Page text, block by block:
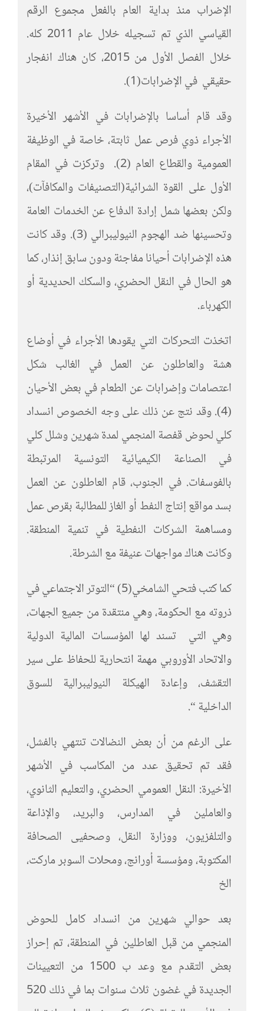
الإضراب منذ بداية العام بالفعل مجموع الرقم
القياسي الذي تم تسجيله خلال عام 2011 كله.
خلال الفصل الأول من 2015، كان هناك انفجار
حقيقي في الإضرابات(1).
وقد قام أساسا بالإضرابات في الأشهر الأخيرة
الأجراء ذوي فرص عمل ثابتة، خاصة في الوظيفة
العمومية والقطاع العام (2). وتركزت في المقام
الأول على القوة الشرائية(التصنيفات والمكافآت)،
ولكن بعضها شمل إرادة الدفاع عن الخدمات العامة
وتحسينها ضد الهجوم النيوليبرالي (3). وقد كانت
هذه الإضرابات أحيانا مفاجئة ودون سابق إنذار، كما
هو الحال في النقل الحضري، والسكك الحديدية أو
الكهرباء.
اتخذت التحركات التي يقودها الأجراء في أوضاع
هشة والعاطلون عن العمل في الغالب شكل
اعتصامات وإضرابات عن الطعام في بعض الأحيان
(4). وقد نتج عن ذلك على وجه الخصوص انسداد
كلي لحوض قفصة المنجمي لمدة شهرين وشلل كلي
في الصناعة الكيميائية التونسية المرتبطة
بالفوسفات. في الجنوب، قام العاطلون عن العمل
بسد مواقع إنتاج النفط أو الغاز للمطالبة بقرص عمل
ومساهمة الشركات النفطية في تنمية المنطقة.
وكانت هناك مواجهات عنيفة مع الشرطة.
كما كتب فتحي الشامخي(5) “التوتر الاجتماعي في
ذروته مع الحكومة، وهي منتقدة من جميع الجهات،
وهي التي تسند لها المؤسسات المالية الدولية
والاتحاد الأوروبي مهمة انتحارية للحفاظ على سير
التقشف، وإعادة الهيكلة النيوليبرالية للسوق
الداخلية “.
على الرغم من أن بعض النضالات تنتهي بالفشل،
فقد تم تحقيق عدد من المكاسب في الأشهر
الأخيرة: النقل العمومي الحضري، والتعليم الثانوي،
والعاملين في المدارس، والبريد، والإذاعة
والتلفزيون، ووزارة النقل، وصحفيى الصحافة
المكتوبة، ومؤسسة أورانج، ومحلات السوبر ماركت،
الخ
بعد حوالي شهرين من انسداد كامل للحوض
المنجمي من قبل العاطلين في المنطقة، تم إحراز
بعض التقدم مع وعد ب 1500 من التعيينات
الجديدة في غضون ثلاث سنوات بما في ذلك 520